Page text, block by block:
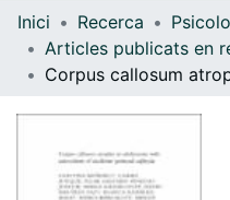
Inici Recerca